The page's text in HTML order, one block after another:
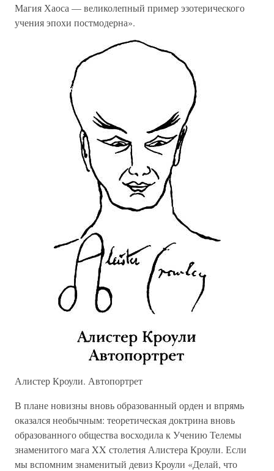
Магия Хаоса — великолепный пример эзотерического
учения эпохи постмодерна».
Алистер Кроули. Автопортрет
В плане новизны вновь образованный орден и впрямь
оказался необычным: теоретическая доктрина вновь
образованного общества восходила к Учению Телемы
знаменитого мага XX столетия Алистера Кроули. Если
мы вспомним знаменитый девиз Кроули «Делай, что